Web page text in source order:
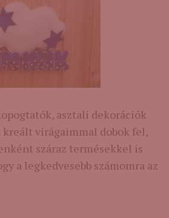
asztali dekorációk
virágaimmal dobok fel,
száraz termésekkel is
a legkedvesebb számomra az